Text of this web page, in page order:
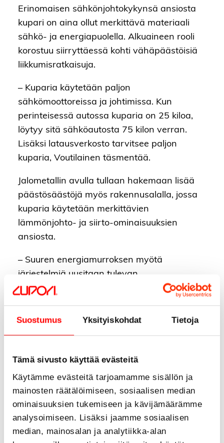
Suostumus Yksityiskohdat Tietoja
Tämä sivusto käyttää evästeitä
Käytämme evästeitä tarjoamamme sisällön ja
mainosten räätälöimiseen, sosiaalisen median
ominaisuuksien tukemiseen ja kävijämäärämme
analysoimiseen. Lisäksi jaamme sosiaalisen
median, mainosalan ja analytiikka-alan
Erinomaisen sähkönjohtokykynsä ansiosta
kupari on aina ollut merkittävä materiaali
sähkö- ja energiapuolella. Alkuaineen rooli
korostuu siirryttäessä kohti vähäpäästöisiä
liikkumisratkaisuja.
– Kuparia käytetään paljon
sähkömoottoreissa ja johtimissa. Kun
perinteisessä autossa kuparia on 25 kiloa,
löytyy sitä sähköautosta 75 kilon verran.
Lisäksi latausverkosto tarvitsee paljon
kuparia, Voutilainen täsmentää.
Jalometallin avulla tullaan hakemaan lisää
päästösäästöjä myös rakennusalalla, jossa
kuparia käytetään merkittävien
lämmönjohto- ja siirto-ominaisuuksien
ansiosta.
– Suuren energiamurroksen myötä
järjestelmiä uusitaan tulevan
vuosikymmenen aikana intensiivisesti. Uudet
sekä älykkäät ohjausjärjestelmät parantavat
valmistamaan lämpöä ja kylmää ilman
kivihiilen polttoa, Voutilainen näkee.
Siipien suojaan
Kuparisten käyttövesiputkien asemaa
halutaan entisestään vahvistaa tuoreen